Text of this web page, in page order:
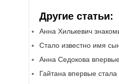
Другие статьи:
Анна Хилькевич
Стало известно имя
Анна Седокова
Гайтана впервые